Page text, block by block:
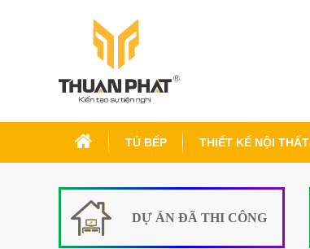
TỦ BẾP THIẾT KẾ NỘI THẤT
DỰ ÁN ĐÃ THI CÔNG